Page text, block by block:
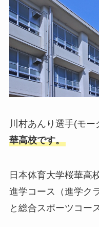
川村あんり選手(モー
華高校です。
日本体育大学桜華高
進学コース（進学ク
と総合スポーツコー